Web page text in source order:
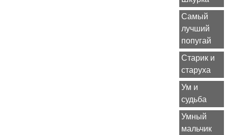
Самый
лучший
попугай
Старик и
старуха
Ум и
судьба
Умный
мальчик